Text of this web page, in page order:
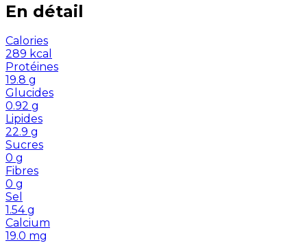
En détail
Calories
289 kcal
Protéines
19.8 g
Glucides
0.92 g
Lipides
22.9 g
Sucres
0 g
Fibres
0 g
Sel
1.54 g
Calcium
19.0 mg